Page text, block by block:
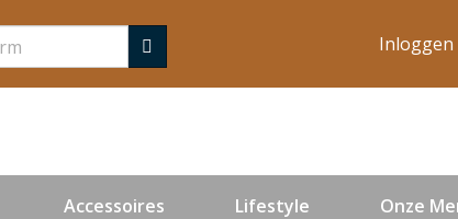
Inloggen
Accessoires Lifestyle Onze